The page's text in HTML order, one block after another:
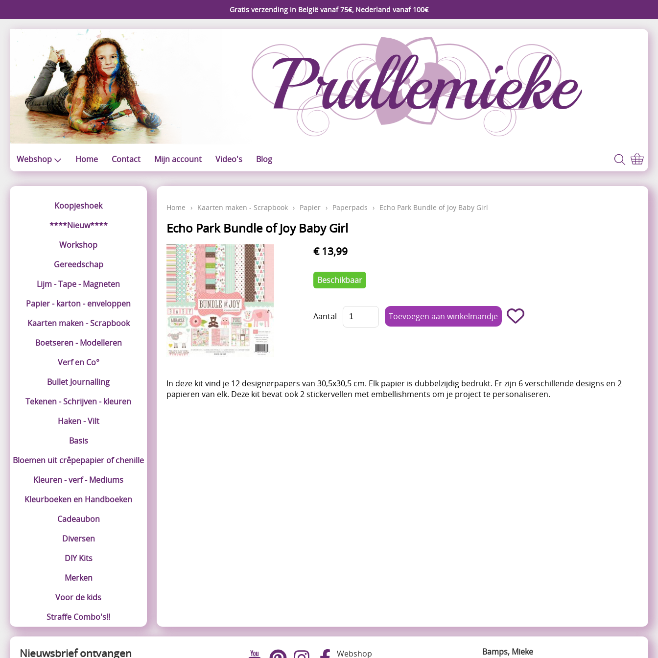
Gratis verzending in België vanaf 75€, Nederland vanaf 100€
Webshop Home Contact Mijn account Video's Blog
Koopjeshoek
****Nieuw****
Workshop
Gereedschap
Lijm - Tape - Magneten
Papier - karton - enveloppen
Kaarten maken - Scrapbook
Boetseren - Modelleren
Verf en Co°
Bullet Journalling
Tekenen - Schrijven - kleuren
Haken - Vilt
Basis
Bloemen uit crêpepapier of chenille
Kleuren - verf - Mediums
Kleurboeken en Handboeken
Cadeaubon
Diversen
DIY Kits
Merken
Voor de kids
Straffe Combo's!!
Home › Kaarten maken - Scrapbook › Papier › Paperpads › Echo Park Bundle of Joy Baby Girl
Echo Park Bundle of Joy Baby Girl
€ 13,99
Beschikbaar
Aantal
In deze kit vind je 12 designerpapers van 30,5x30,5 cm. Elk papier is dubbelzijdig bedrukt. Er zijn 6 verschillende designs en 2
papieren van elk. Deze kit bevat ook 2 stickervellen met embellishments om je project te personaliseren.
Webshop
Bamps, Mieke
Nieuwsbrief ontvangen